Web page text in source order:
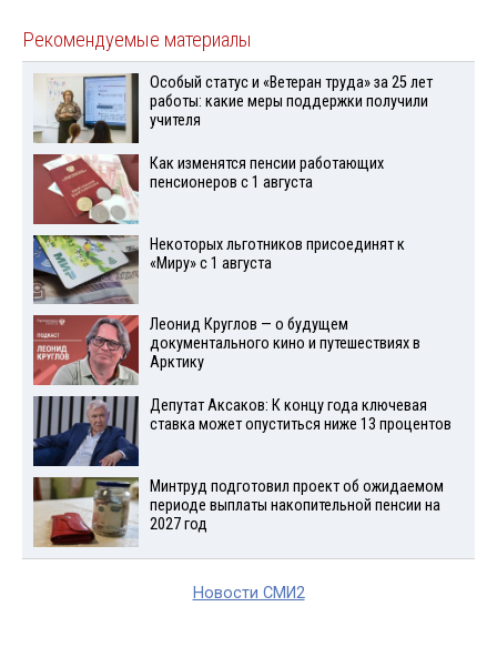
Рекомендуемые материалы
Особый статус и «Ветеран труда» за 25 лет
работы: какие меры поддержки получили
учителя
Как изменятся пенсии работающих
пенсионеров с 1 августа
Некоторых льготников присоединят к
«Миру» с 1 августа
Леонид Круглов — о будущем
документального кино и путешествиях в
Арктику
Депутат Аксаков: К концу года ключевая
ставка может опуститься ниже 13 процентов
Минтруд подготовил проект об ожидаемом
периоде выплаты накопительной пенсии на
2027 год
Новости СМИ2